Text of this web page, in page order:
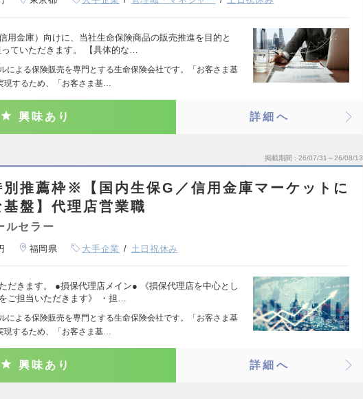
用金庫）向けに、当社生命保険商品の販売推進を目的と
ていただきます。 【具体的な…
による保険販売を専門とする生命保険会社です。「お客さま基
現するため、「お客さま基…
興味あり 詳細へ
掲載期間 26/07/31～26/08/13
推薦枠※【国内生保G／信用金庫マーケットに
盤】代理店営業職
ルセラー
福岡県 大手企業 土日祝休み
だきます。 ●損保代理店メイン● 《損保代理店を中心とし
ご担当いただきます》 ・担…
による保険販売を専門とする生命保険会社です。「お客さま基
現するため、「お客さま基…
興味あり 詳細へ